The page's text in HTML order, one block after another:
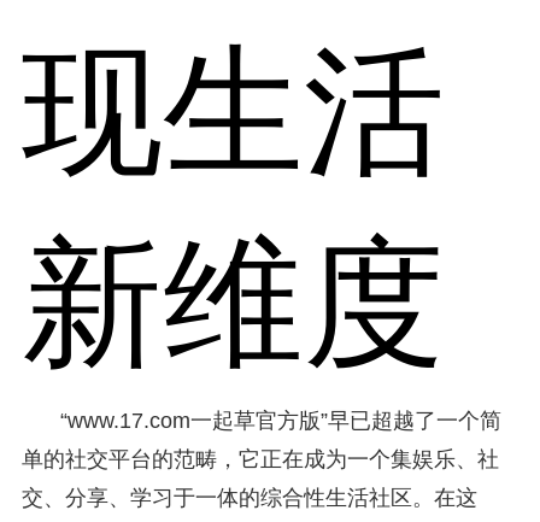
现生活
新维度
“www.17.com一起草官方版”早已超越了一个简
单的社交平台的范畴，它正在成为一个集娱乐、社
交、分享、学习于一体的综合性生活社区。在这